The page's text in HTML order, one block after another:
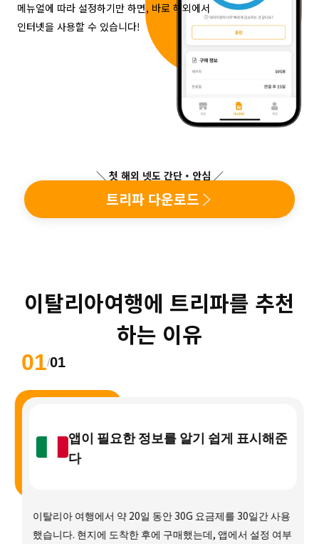
메뉴얼에 따라 설정하기만 하면, 바로 해외에서
인터넷을 사용할 수 있습니다!
＼ 첫 해외 넷도 간단・안심 ／
트리파 다운로드
이탈리아여행에 트리파를 추천
하는 이유
01/01
앱이 필요한 정보를 알기 쉽게 표시해준
다
이탈리아 여행에서 약 20일 동안 30G 요금제를 30일간 사용
했습니다. 현지에 도착한 후에 구매했는데, 앱에서 설정 여부